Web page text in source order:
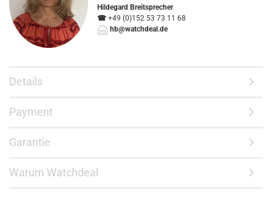
Hildegard Breitsprecher
☎ +49 (0)152 53 73 11 68
hb@watchdeal.de
Details
Payment
Garantie
Warum Watchdeal